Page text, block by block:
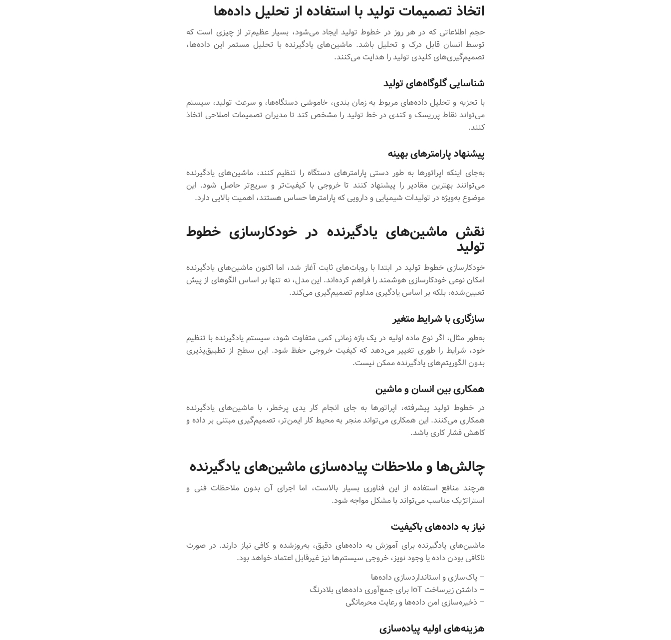
اتخاذ تصمیمات تولید با استفاده از تحلیل داده‌ها
حجم اطلاعاتی که در هر روز در خطوط تولید ایجاد می‌شود، بسیار عظیم‌تر از چیزی است که
توسط انسان قابل درک و تحلیل باشد. ماشین‌های یادگیرنده با تحلیل مستمر این داده‌ها،
تصمیم‌گیری‌های کلیدی تولید را هدایت می‌کنند.
شناسایی گلوگاه‌های تولید
با تجزیه و تحلیل داده‌های مربوط به زمان بندی، خاموشی دستگاه‌ها، و سرعت تولید، سیستم
می‌تواند نقاط پرریسک و کندی در خط تولید را مشخص کند تا مدیران تصمیمات اصلاحی اتخاذ
کنند.
پیشنهاد پارامترهای بهینه
به‌جای اینکه اپراتورها به طور دستی پارامترهای دستگاه را تنظیم کنند، ماشین‌های یادگیرنده
می‌توانند بهترین مقادیر را پیشنهاد کنند تا خروجی با کیفیت‌تر و سریع‌تر حاصل شود. این
موضوع به‌ویژه در تولیدات شیمیایی و دارویی که پارامترها حساس هستند، اهمیت بالایی دارد.
نقش ماشین‌های یادگیرنده در خودکارسازی خطوط
تولید
خودکارسازی خطوط تولید در ابتدا با روبات‌های ثابت آغاز شد، اما اکنون ماشین‌های یادگیرنده
امکان نوعی خودکارسازی هوشمند را فراهم کرده‌اند. این مدل، نه تنها بر اساس الگوهای از پیش
تعیین‌شده، بلکه بر اساس یادگیری مداوم تصمیم‌گیری می‌کند.
سازگاری با شرایط متغیر
به‌طور مثال، اگر نوع ماده اولیه در یک بازه زمانی کمی متفاوت شود، سیستم یادگیرنده با تنظیم
خود، شرایط را طوری تغییر می‌دهد که کیفیت خروجی حفظ شود. این سطح از تطبیق‌پذیری
بدون الگوریتم‌های یادگیرنده ممکن نیست.
همکاری بین انسان و ماشین
در خطوط تولید پیشرفته، اپراتورها به جای انجام کار یدی پرخطر، با ماشین‌های یادگیرنده
همکاری می‌کنند. این همکاری می‌تواند منجر به محیط کار ایمن‌تر، تصمیم‌گیری مبتنی بر داده و
کاهش فشار کاری باشد.
چالش‌ها و ملاحظات پیاده‌سازی ماشین‌های یادگیرنده
هرچند منافع استفاده از این فناوری بسیار بالاست، اما اجرای آن بدون ملاحظات فنی و
استراتژیک مناسب می‌تواند با مشکل مواجه شود.
نیاز به داده‌های باکیفیت
ماشین‌های یادگیرنده برای آموزش به داده‌های دقیق، به‌روزشده و کافی نیاز دارند. در صورت
ناکافی بودن داده یا وجود نویز، خروجی سیستم‌ها نیز غیرقابل اعتماد خواهد بود.
– پاک‌سازی و استانداردسازی داده‌ها
– داشتن زیرساخت IoT برای جمع‌آوری داده‌های بلادرنگ
– ذخیره‌سازی امن داده‌ها و رعایت محرمانگی
هزینه‌های اولیه پیاده‌سازی